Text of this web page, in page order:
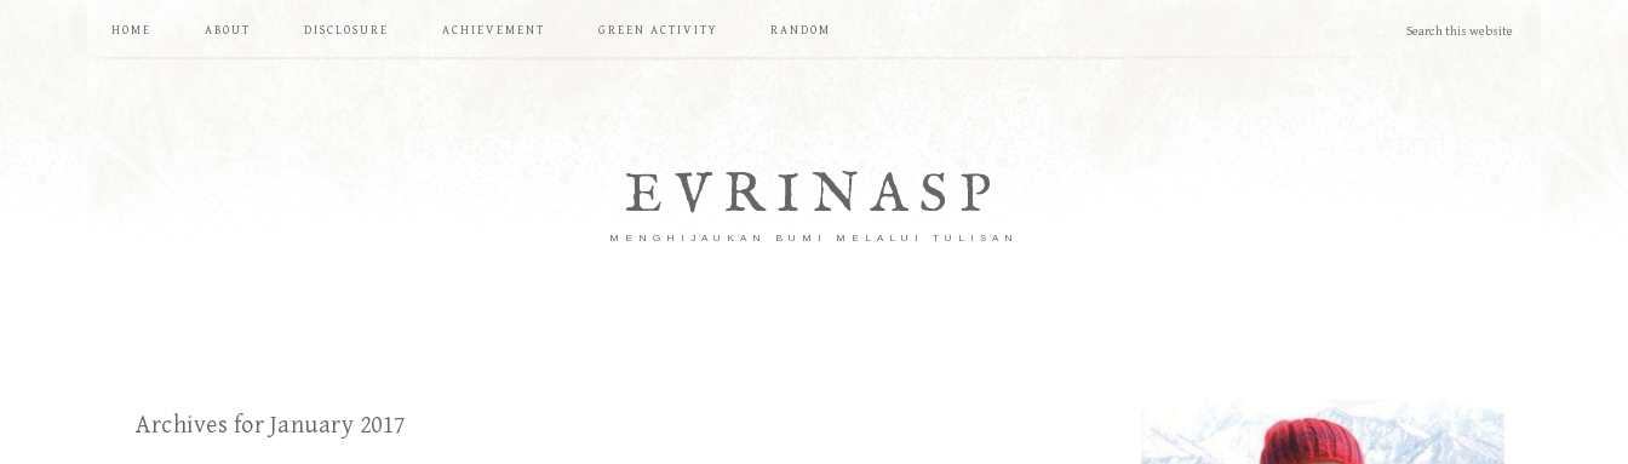
HOME ABOUT DISCLOSURE ACHIEVEMENT GREEN ACTIVITY RANDOM
EVRINASP
MENGHIJAUKAN BUMI MELALUI TULISAN
Archives for January 2017